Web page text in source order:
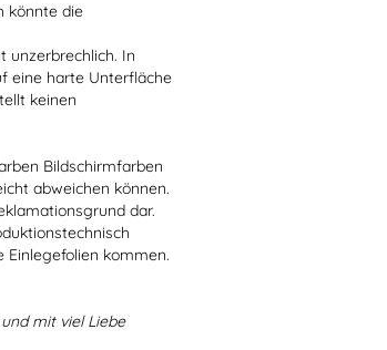
könnte die
unzerbrechlich. In
eine harte Unterfläche
keinen
Bildschirmfarben
abweichen können.
dar.
Einlegefolien kommen.
mit viel Liebe